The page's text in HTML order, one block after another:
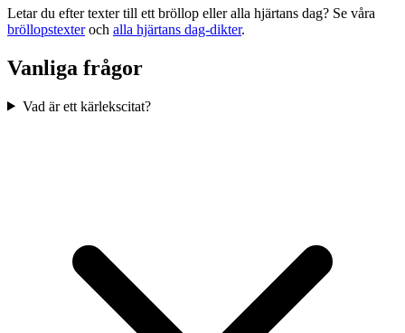
Letar du efter texter till ett bröllop eller alla hjärtans dag? Se våra
bröllopstexteroch alla hjärtans dag-dikter.
Vanliga frågor
Vad är ett kärlekscitat?